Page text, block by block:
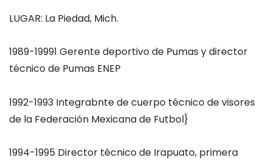
LUGAR: La Piedad, Mich.
1989-19991 Gerente deportivo de Pumas y director
técnico de Pumas ENEP
1992-1993 Integrabnte de cuerpo técnico de visores
de la Federación Mexicana de Futbol}
1994-1995 Director técnico de Irapuato, primera